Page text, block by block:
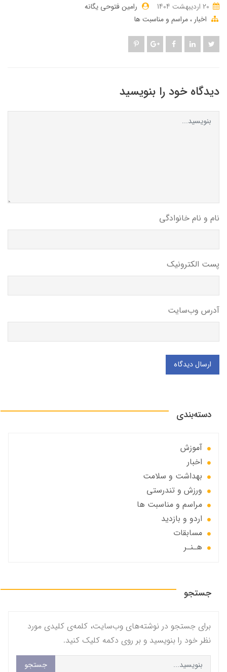
رامین فتوحی یگانه
اخبار مراسم و مناسبت ها
دیدگاه خود را بنویسید
نام و نام خانوادگی
پست الکترونیک
آدرس وب‌سایت
ارسال دیدگاه
دسته‌بندی
آموزش
اخبار
بهداشت و سلامت
ورزش و تندرستی
مراسم و مناسبت ها
اردو و بازدید
مسابقات
هـنـر
جستجو
برای جستجو در نوشته‌های وب‌سایت، کلمه‌ی کلیدی مورد
نظر خود را بنویسید و بر روی دکمه کلیک کنید.
جستجو